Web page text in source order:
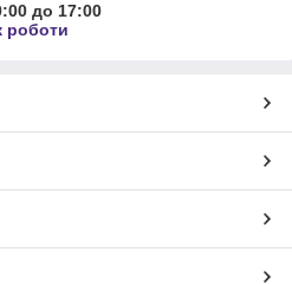
до 17:00
роботи